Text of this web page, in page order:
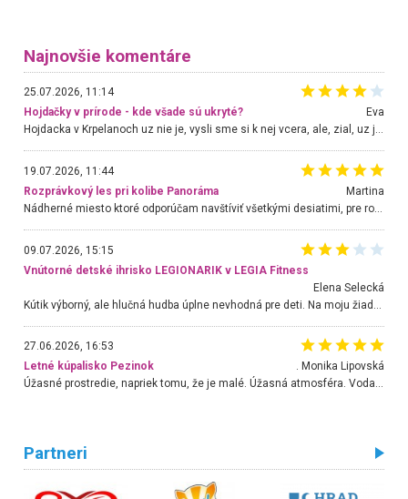
Najnovšie komentáre
25.07.2026, 11:14
Hojdačky v prírode - kde všade sú ukryté?
Eva
Hojdacka v Krpelanoch uz nie je, vysli sme si k nej vcera, ale, zial, uz je znicena. Ak sem planujete cestu len kvoli hojdacke, mozete si ju usetrit. Krasny vyhlad je tu vsak aj bez hojdacky :-)
19.07.2026, 11:44
Rozprávkový les pri kolibe Panoráma
Martina
Nádherné miesto ktoré odporúčam navštíviť všetkými desiatimi, pre rodiny s deťmi, dôchodcom... Proste a jednoducho ozaj rozprávkový les.. určite ešte prídeme. Odniesli sme si na pamiatku krásne tričká,
09.07.2026, 15:15
Vnútorné detské ihrisko LEGIONARIK v LEGIA Fitness
Elena Selecká
27.06.2026, 16:53
Letné kúpalisko Pezinok
. Monika Lipovská
Úžasné prostredie, napriek tomu, že je malé. Úžasná atmosféra. Voda fantastická a nádherná. Ľudí je pomerne veľa, ale su mili a ohľaduplní. Je veľmi zaujímavé sledovať, ako dokážu spolu športovať cudzí ľudia a bez ohľadu na vek. Vládne tu pohoda. Vnuka neviem dostať z vody. Ďakujem za krásny deň . Urcite sa sem vrátim. Jediný problém je s parkovaním, ale aj ten sa mi podarilo vyriešiť. Monika Bratislava
Partneri